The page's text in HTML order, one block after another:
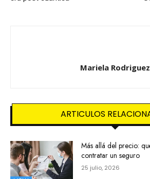
Mariela Rodriguez
ARTICULOS
Más allá del precio:
contratar un seguro
25 julio, 2026